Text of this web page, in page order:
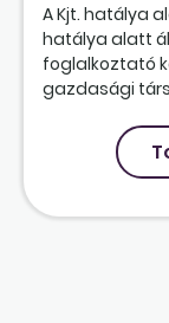
A Kjt. hatálya
hatálya alatt
foglalkoztató
gazdasági